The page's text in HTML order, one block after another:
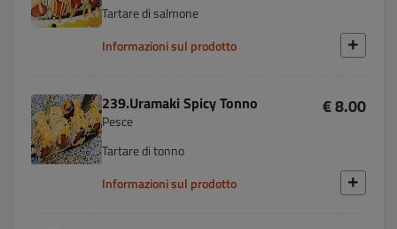
Tartare di salmone
Informazioni sul prodotto
239.Uramaki Spicy Tonno
Pesce
€ 8.00
Tartare di tonno
Informazioni sul prodotto